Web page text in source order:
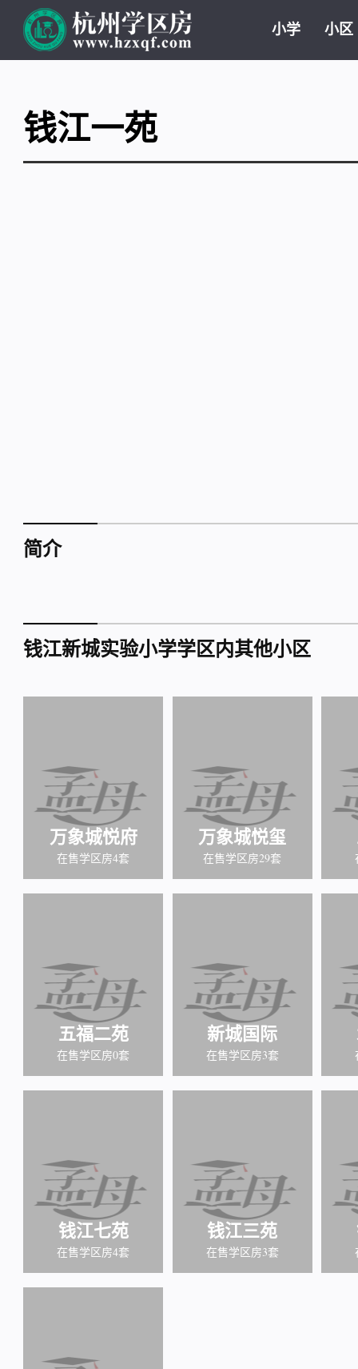
小学 小区
钱江一苑
简介
钱江新城实验小学学区内其他小区
万象城悦府
在售学区房4套
万象城悦玺
在售学区房29套
五福二苑
在售学区房0套
新城国际
在售学区房3套
钱江七苑
在售学区房4套
钱江三苑
在售学区房3套